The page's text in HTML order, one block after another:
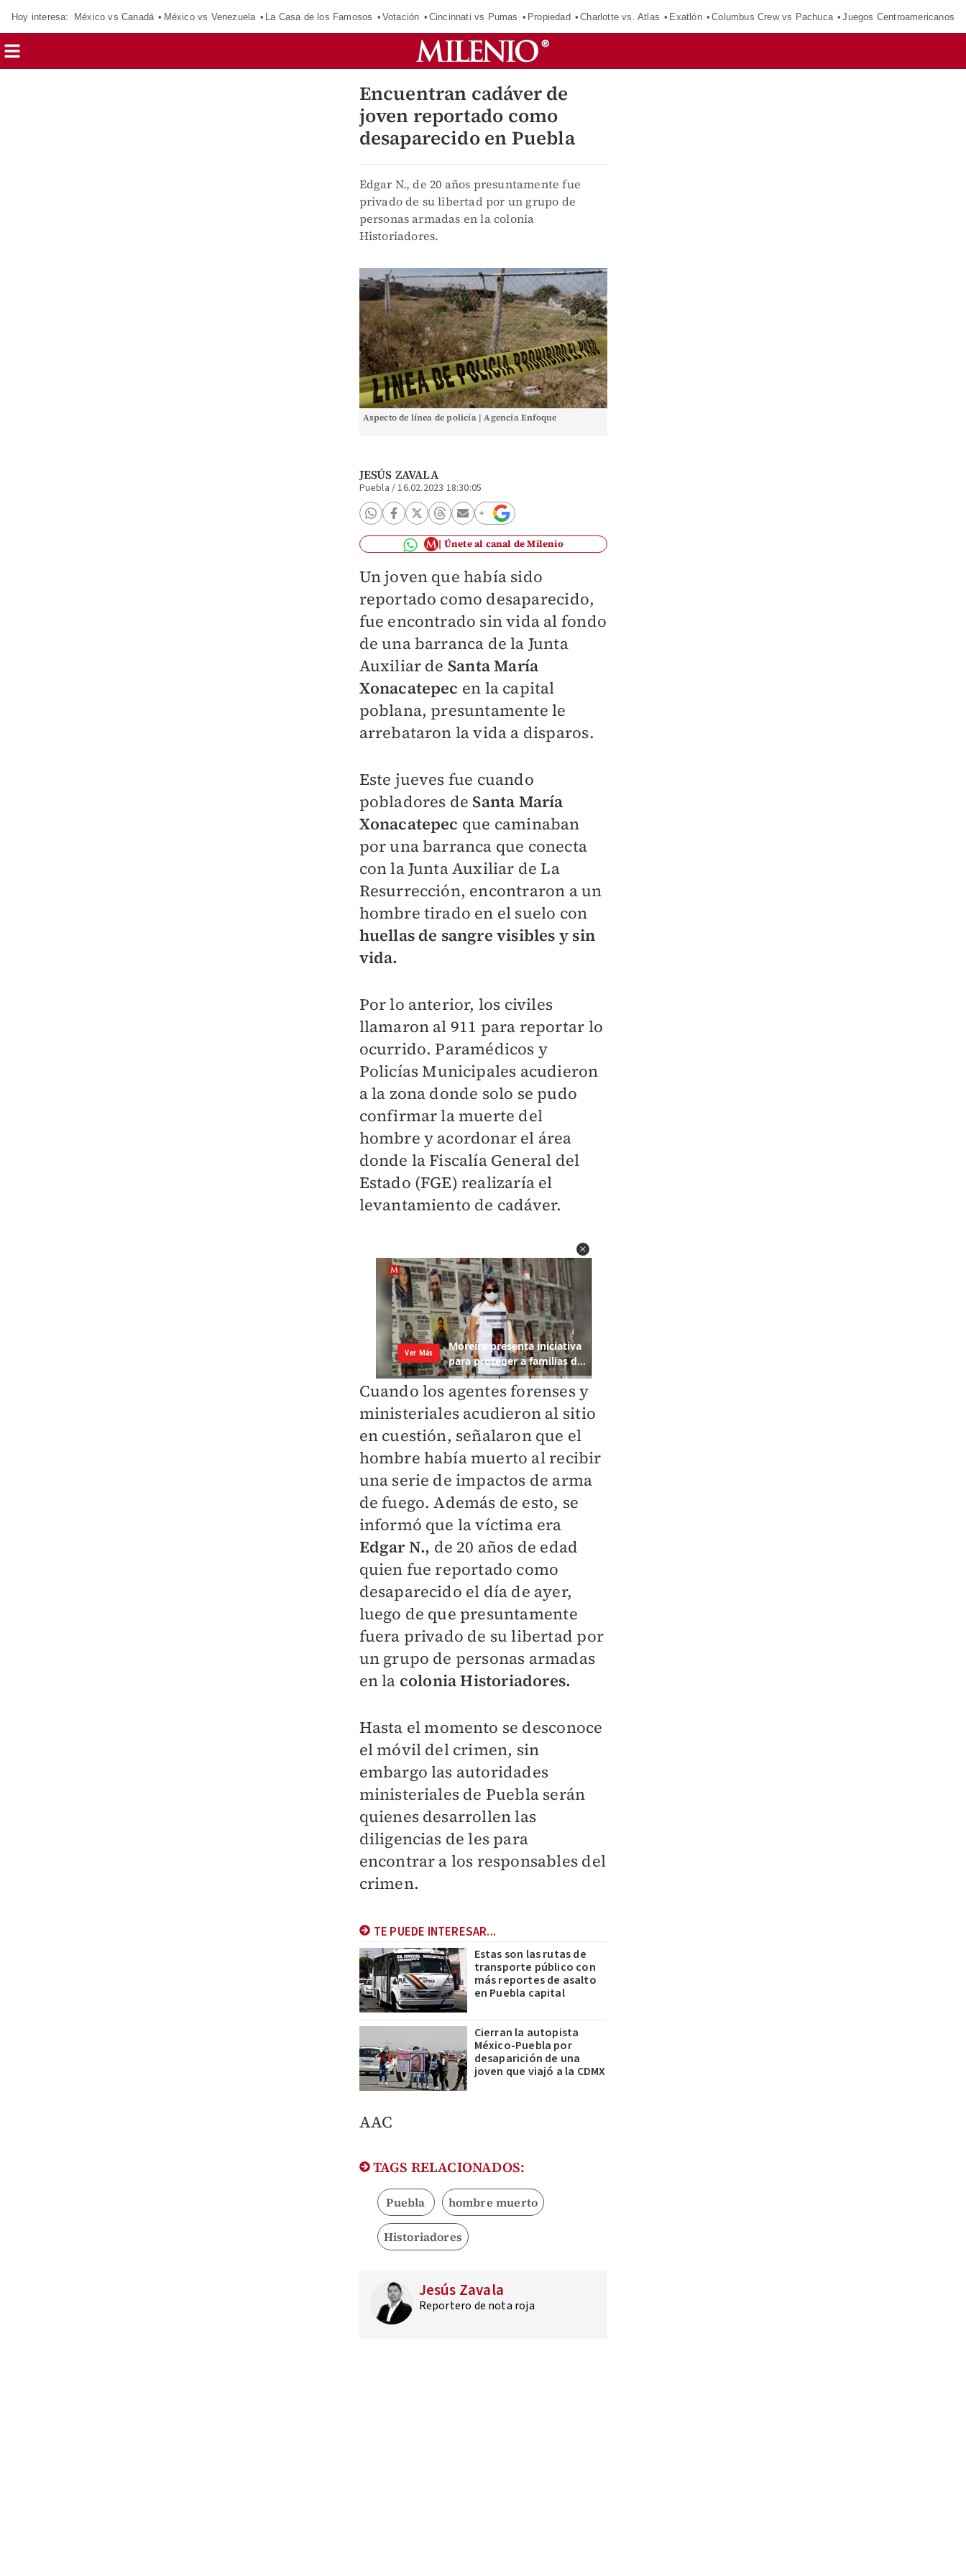
Hoy interesa: México vs Canadá México vs Venezuela La Casa de los Famosos Votación Cincinnati vs Pumas Propiedad Charlotte vs. Atlas Exatlón Columbus Crew vs Pachuca Juegos Centroamericanos
Encuentran cadáver de
joven reportado como
desaparecido en Puebla
Edgar N., de 20 años presuntamente fue
privado de su libertad por un grupo de
personas armadas en la colonia
Historiadores.
Aspecto de línea de policía | Agencia Enfoque
JESÚS ZAVALA
Puebla /16.02.2023 18:30:05
Únete al canal de Milenio
Un joven que había sido
reportado como desaparecido,
fue encontrado sin vida al fondo
de una barranca de la Junta
Auxiliar de Santa María
Xonacatepec en la capital
poblana, presuntamente le
arrebataron la vida a disparos.
Este jueves fue cuando
pobladores de Santa María
Xonacatepec que caminaban
por una barranca que conecta
con la Junta Auxiliar de La
Resurrección, encontraron a un
hombre tirado en el suelo con
huellas de sangre visibles y sin
vida.
Por lo anterior, los civiles
llamaron al 911 para reportar lo
ocurrido. Paramédicos y
Policías Municipales acudieron
a la zona donde solo se pudo
confirmar la muerte del
hombre y acordonar el área
donde la Fiscalía General del
Estado (FGE) realizaría el
levantamiento de cadáver.
Cuando los agentes forenses y
ministeriales acudieron al sitio
en cuestión, señalaron que el
hombre había muerto al recibir
una serie de impactos de arma
de fuego. Además de esto, se
informó que la víctima era
Edgar N., de 20 años de edad
quien fue reportado como
desaparecido el día de ayer,
luego de que presuntamente
fuera privado de su libertad por
un grupo de personas armadas
en la colonia Historiadores.
Hasta el momento se desconoce
el móvil del crimen, sin
embargo las autoridades
ministeriales de Puebla serán
quienes desarrollen las
diligencias de les para
encontrar a los responsables del
crimen.
TE PUEDE INTERESAR...
Estas son las rutas de
transporte público con
más reportes de asalto
en Puebla capital
Cierran la autopista
México-Puebla por
desaparición de una
joven que viajó a la CDMX
AAC
TAGS RELACIONADOS:
Puebla hombre muerto
Historiadores
Jesús Zavala
Reportero de nota roja